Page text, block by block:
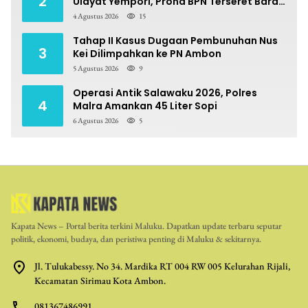
Sengketa
4 Agustus 2026 15
3
Tahap II Kasus Dugaan Pembunuhan Nus
Kei Dilimpahkan ke PN Ambon
5 Agustus 2026 9
4
Operasi Antik Salawaku 2026, Polres
Malra Amankan 45 Liter Sopi
6 Agustus 2026 5
Kapata News – Portal berita terkini Maluku. Dapatkan update terbaru seputar
politik, ekonomi, budaya, dan peristiwa penting di Maluku & sekitarnya.
Jl. Tulukabessy. No 34. Mardika RT 004 RW 005 Kelurahan Rijali,
Kecamatan Sirimau Kota Ambon.